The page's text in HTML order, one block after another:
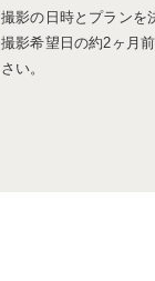
撮影の日時とプランを
撮影希望日の約2ヶ月
さい。